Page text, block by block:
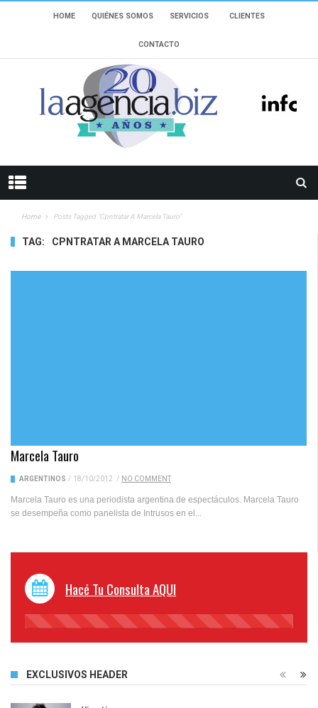
HOME QUIÉNES SOMOS SERVICIOS CLIENTES
CONTACTO
Home Posts Tagged "Cpntratar A Marcela Tauro"
TAG: CPNTRATAR A MARCELA TAURO
Marcela Tauro
ARGENTINOS / 18/10/2012 / NO COMMENT
Marcela Tauro es una periodista argentina de espectáculos. Marcela Tauro
se desempeña como panelista de Intrusos en el...
Hacé Tu Consulta AQUI
45%
EXCLUSIVOS HEADER